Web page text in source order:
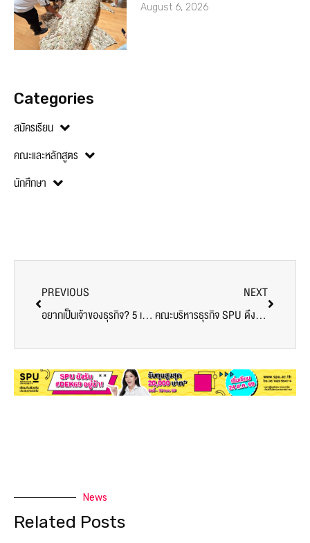
August 6, 2026
Categories
สมัครเรียน
คณะและหลักสูตร
นักศึกษา
PREVIOUS
อยากเป็นเจ้าของธุรกิจ? 5 เหตุผลที่คุณต้องเลือกเรียนที่ คณะการสร้างเจ้าของธุรกิจ SPU ตอนนี้!
NEXT
คณะบริหารธุรกิจ SPU ดึง “โอปอล AF9” ถ่ายทอดเส้นทางและประสบการณ์จริง สู่การเป็น Influencer มืออาชีพบนโลกดิจิทัล
News
Related Posts